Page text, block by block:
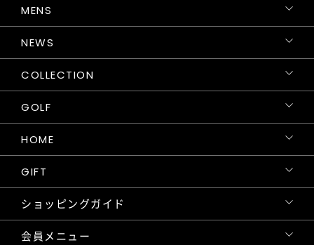
MENS
NEWS
COLLECTION
GOLF
HOME
GIFT
ショッピングガイド
会員メニュー